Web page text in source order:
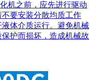
机之前，应先进行驱动
要安装分散均质工作
体介质运行。避免机械
护而损坏，造成机械故